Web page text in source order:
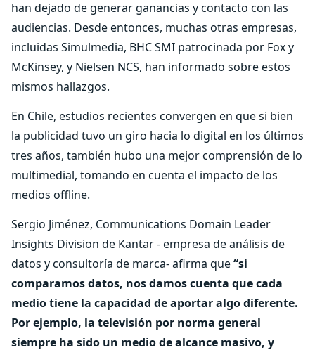
han dejado de generar ganancias y contacto con las
audiencias. Desde entonces, muchas otras empresas,
incluidas Simulmedia, BHC SMI patrocinada por Fox y
McKinsey, y Nielsen NCS, han informado sobre estos
mismos hallazgos.
En Chile, estudios recientes convergen en que si bien
la publicidad tuvo un giro hacia lo digital en los últimos
tres años, también hubo una mejor comprensión de lo
multimedial, tomando en cuenta el impacto de los
medios offline.
Sergio Jiménez, Communications Domain Leader
Insights Division de Kantar - empresa de análisis de
datos y consultoría de marca- afirma que“si
comparamos datos, nos damos cuenta que cada
medio tiene la capacidad de aportar algo diferente.
Por ejemplo, la televisión por norma general
siempre ha sido un medio de alcance masivo, y